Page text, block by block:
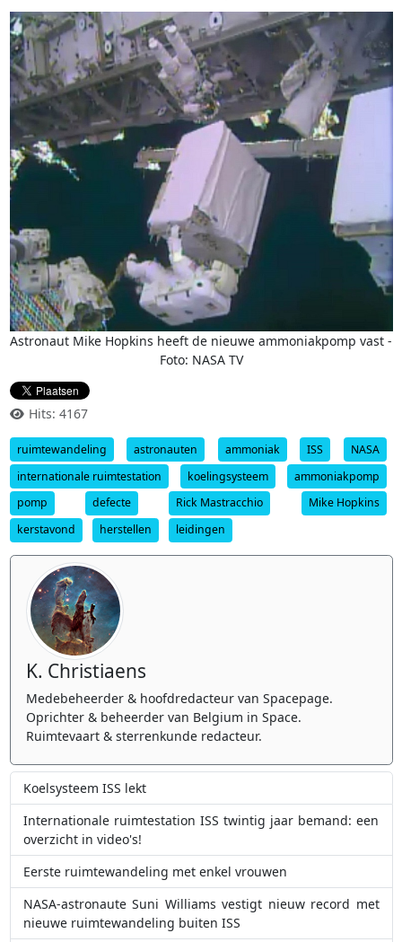
Astronaut Mike Hopkins heeft de nieuwe ammoniakpomp vast -
Foto: NASA TV
Hits: 4167
ruimtewandeling astronauten ammoniak ISS
NASA
internationale ruimtestation
koelingsysteem
ammoniakpomp
pomp
defecte Rick Mastracchio
Mike Hopkins
kerstavond
herstellen leidingen
K. Christiaens
Medebeheerder & hoofdredacteur van Spacepage.
Oprichter & beheerder van Belgium in Space.
Ruimtevaart & sterrenkunde redacteur.
Koelsysteem ISS lekt
Internationale ruimtestation ISS twintig jaar bemand: een
overzicht in video's!
Eerste ruimtewandeling met enkel vrouwen
NASA-astronaute Suni Williams vestigt nieuw record met
nieuwe ruimtewandeling buiten ISS